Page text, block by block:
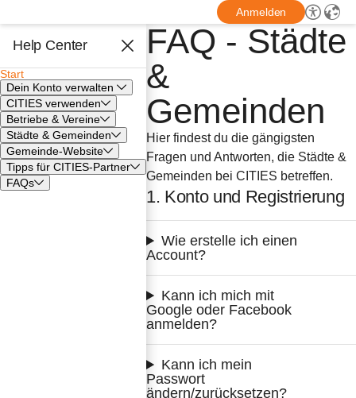
Anmelden
Help Center
Start
Dein Konto verwalten
CITIES verwenden
Betriebe & Vereine
Städte & Gemeinden
Gemeinde-Website
Tipps für CITIES-Partner
FAQs
FAQ - Städte
&
Gemeinden
Hier findest du die gängigsten
Fragen und Antworten, die Städte &
Gemeinden bei CITIES betreffen.
1. Konto und Registrierung
Wie erstelle ich einen
Account?
Kann ich mich mit
Google oder Facebook
anmelden?
Kann ich mein
Passwort
ändern/zurücksetzen?